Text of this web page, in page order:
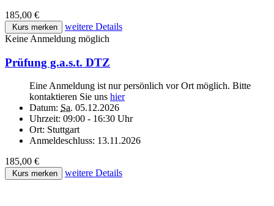
185,00 €
Kurs merken
weitere Details
Keine Anmeldung möglich
Prüfung g.a.s.t. DTZ
Eine Anmeldung ist nur persönlich vor Ort möglich. Bitte
kontaktieren Sie uns hier
Datum: Sa. 05.12.2026
Uhrzeit: 09:00 - 16:30 Uhr
Ort: Stuttgart
Anmeldeschluss: 13.11.2026
185,00 €
Kurs merken weitere Details